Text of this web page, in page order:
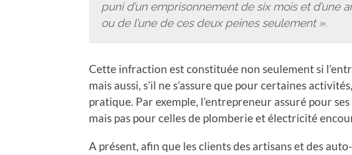
puni d’un emprisonnement de six mois et d’une
ou de l’une de ces deux peines seulement ».
Cette infraction est constituée non seulement si
mais aussi, s’il ne s’assure que pour certaines
pratique. Par exemple, l’entrepreneur assuré pour
mais pas pour celles de plomberie et électricité
A présent, afin que les clients des artisans et des